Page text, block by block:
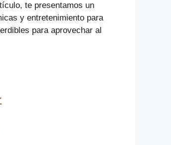
te presentamos un
y entretenimiento para
para aprovechar al